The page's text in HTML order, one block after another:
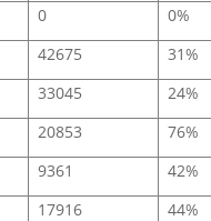
0 0%
42675 31%
33045 24%
20853 76%
9361 42%
17916 44%